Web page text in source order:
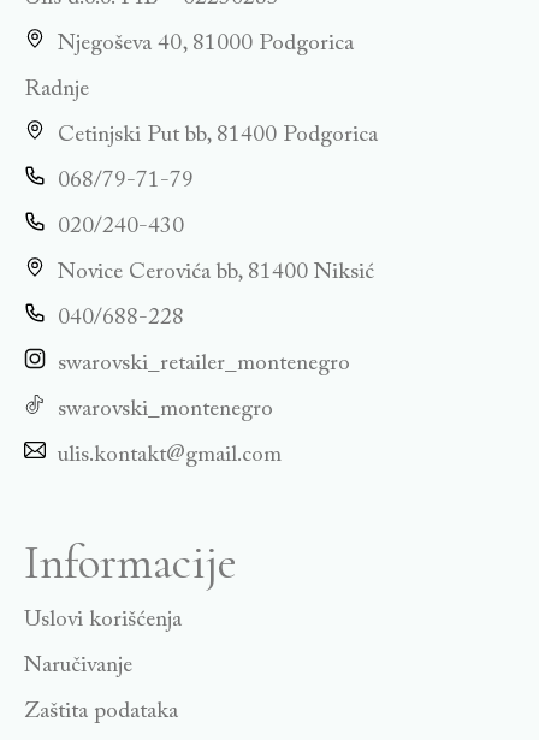
Njegoševa 40, 81000 Podgorica
Radnje
Cetinjski Put bb, 81400 Podgorica
068/79-71-79
020/240-430
Novice Cerovića bb, 81400 Niksić
040/688-228
swarovski_retailer_montenegro
swarovski_montenegro
ulis.kontakt@gmail.com
Informacije
Uslovi korišćenja
Naručivanje
Zaštita podataka